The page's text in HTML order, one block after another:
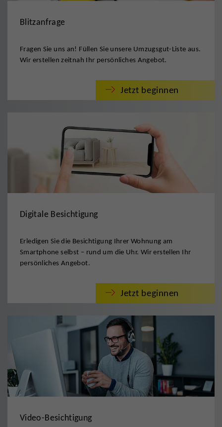
Blitzanfrage
Fragen Sie uns an! Füllen Sie unsere Umzugsgut-Liste aus.
Wir erstellen zeitnah Ihr persönliches Angebot.
Jetzt beginnen
Digitale Besichtigung
Erledigen Sie die Besichtigung Ihrer Wohnung am
Smartphone selbst – rund um die Uhr. Wir erstellen Ihr
persönliches Angebot.
Jetzt beginnen
Video-Besichtigung